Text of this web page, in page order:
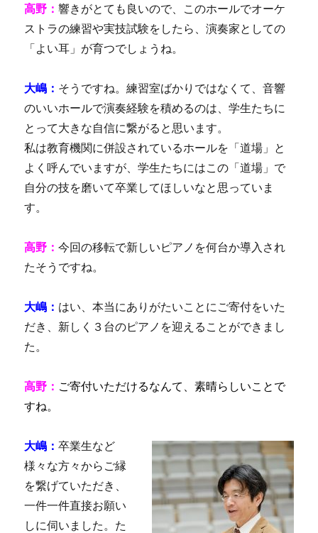
高野：響きがとても良いので、このホールでオーケ
ストラの練習や実技試験をしたら、演奏家としての
「よい耳」が育つでしょうね。
大嶋： そうですね。練習室ばかりではなくて、音響
のいいホールで演奏経験を積めるのは、学生たちに
とって大きな自信に繋がると思います。
私は教育機関に併設されているホールを「道場」と
よく呼んでいますが、学生たちにはこの「道場」で
自分の技を磨いて卒業してほしいなと思っていま
す。
高野：今回の移転で新しいピアノを何台か導入され
たそうですね。
大嶋： はい、本当にありがたいことにご寄付をいた
だき、新しく３台のピアノを迎えることができまし
た。
高野： ご寄付いただけるなんて、素晴らしいことで
すね。
大嶋：卒業生など
様々な方々からご縁
を繋げていただき、
一件一件直接お願い
しに伺いました。た